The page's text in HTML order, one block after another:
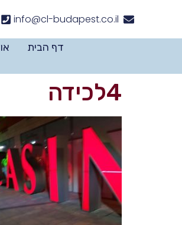
info@cl-budapest.co.il
דף הבית
4לכידה